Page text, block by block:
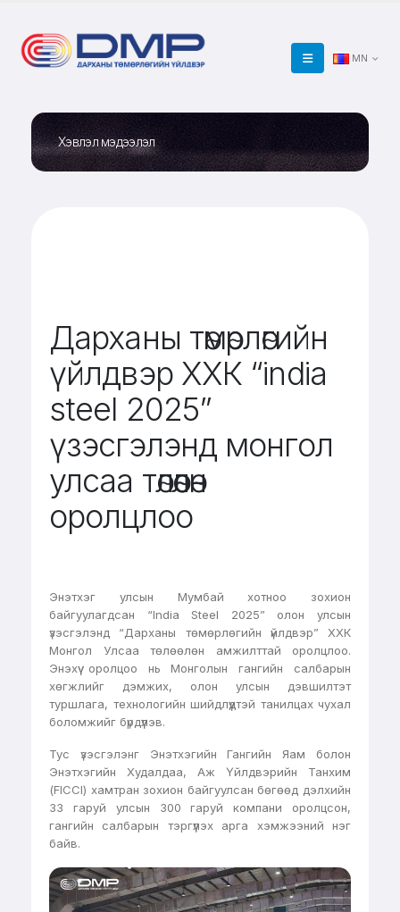
MN
Хэвлэл мэдээлэл
Дарханы төмөрлөгийн
үйлдвэр ХХК “india
steel 2025”
үзэсгэлэнд монгол
улсаа төлөөлөн
оролцлоо
Энэтхэг улсын Мумбай хотноо зохион
байгуулагдсан “India Steel 2025” олон улсын
үзэсгэлэнд “Дарханы төмөрлөгийн үйлдвэр” ХХК
Монгол Улсаа төлөөлөн амжилттай оролцлоо.
Энэхүү оролцоо нь Монголын гангийн салбарын
хөгжлийг дэмжих, олон улсын дэвшилтэт
туршлага, технологийн шийдлүүдтэй танилцах чухал
боломжийг бүрдүүлэв.
Тус үзэсгэлэнг Энэтхэгийн Гангийн Яам болон
Энэтхэгийн Худалдаа, Аж Үйлдвэрийн Танхим
(FICCI) хамтран зохион байгуулсан бөгөөд дэлхийн
33 гаруй улсын 300 гаруй компани оролцсон,
гангийн салбарын тэргүүлэх арга хэмжээний нэг
байв.